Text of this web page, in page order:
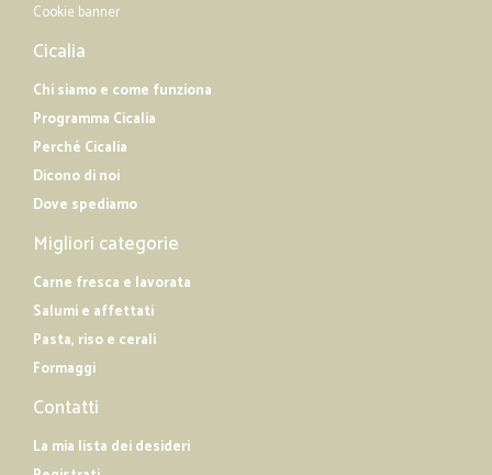
Cookie banner
Cicalia
Chi siamo e come funziona
Programma Cicalia
Perché Cicalia
Dicono di noi
Dove spediamo
Migliori categorie
Carne fresca e lavorata
Salumi e affettati
Pasta, riso e cerali
Formaggi
Contatti
La mia lista dei desideri